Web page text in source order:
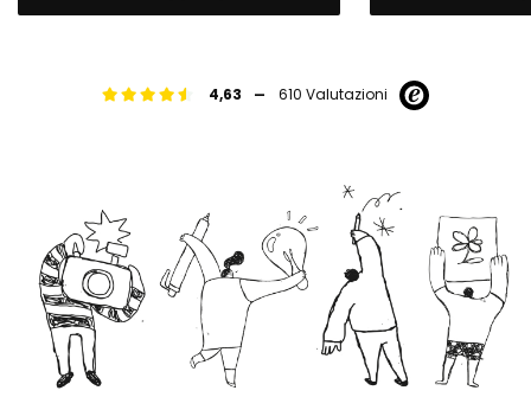
4,63 - 610 Valutazioni